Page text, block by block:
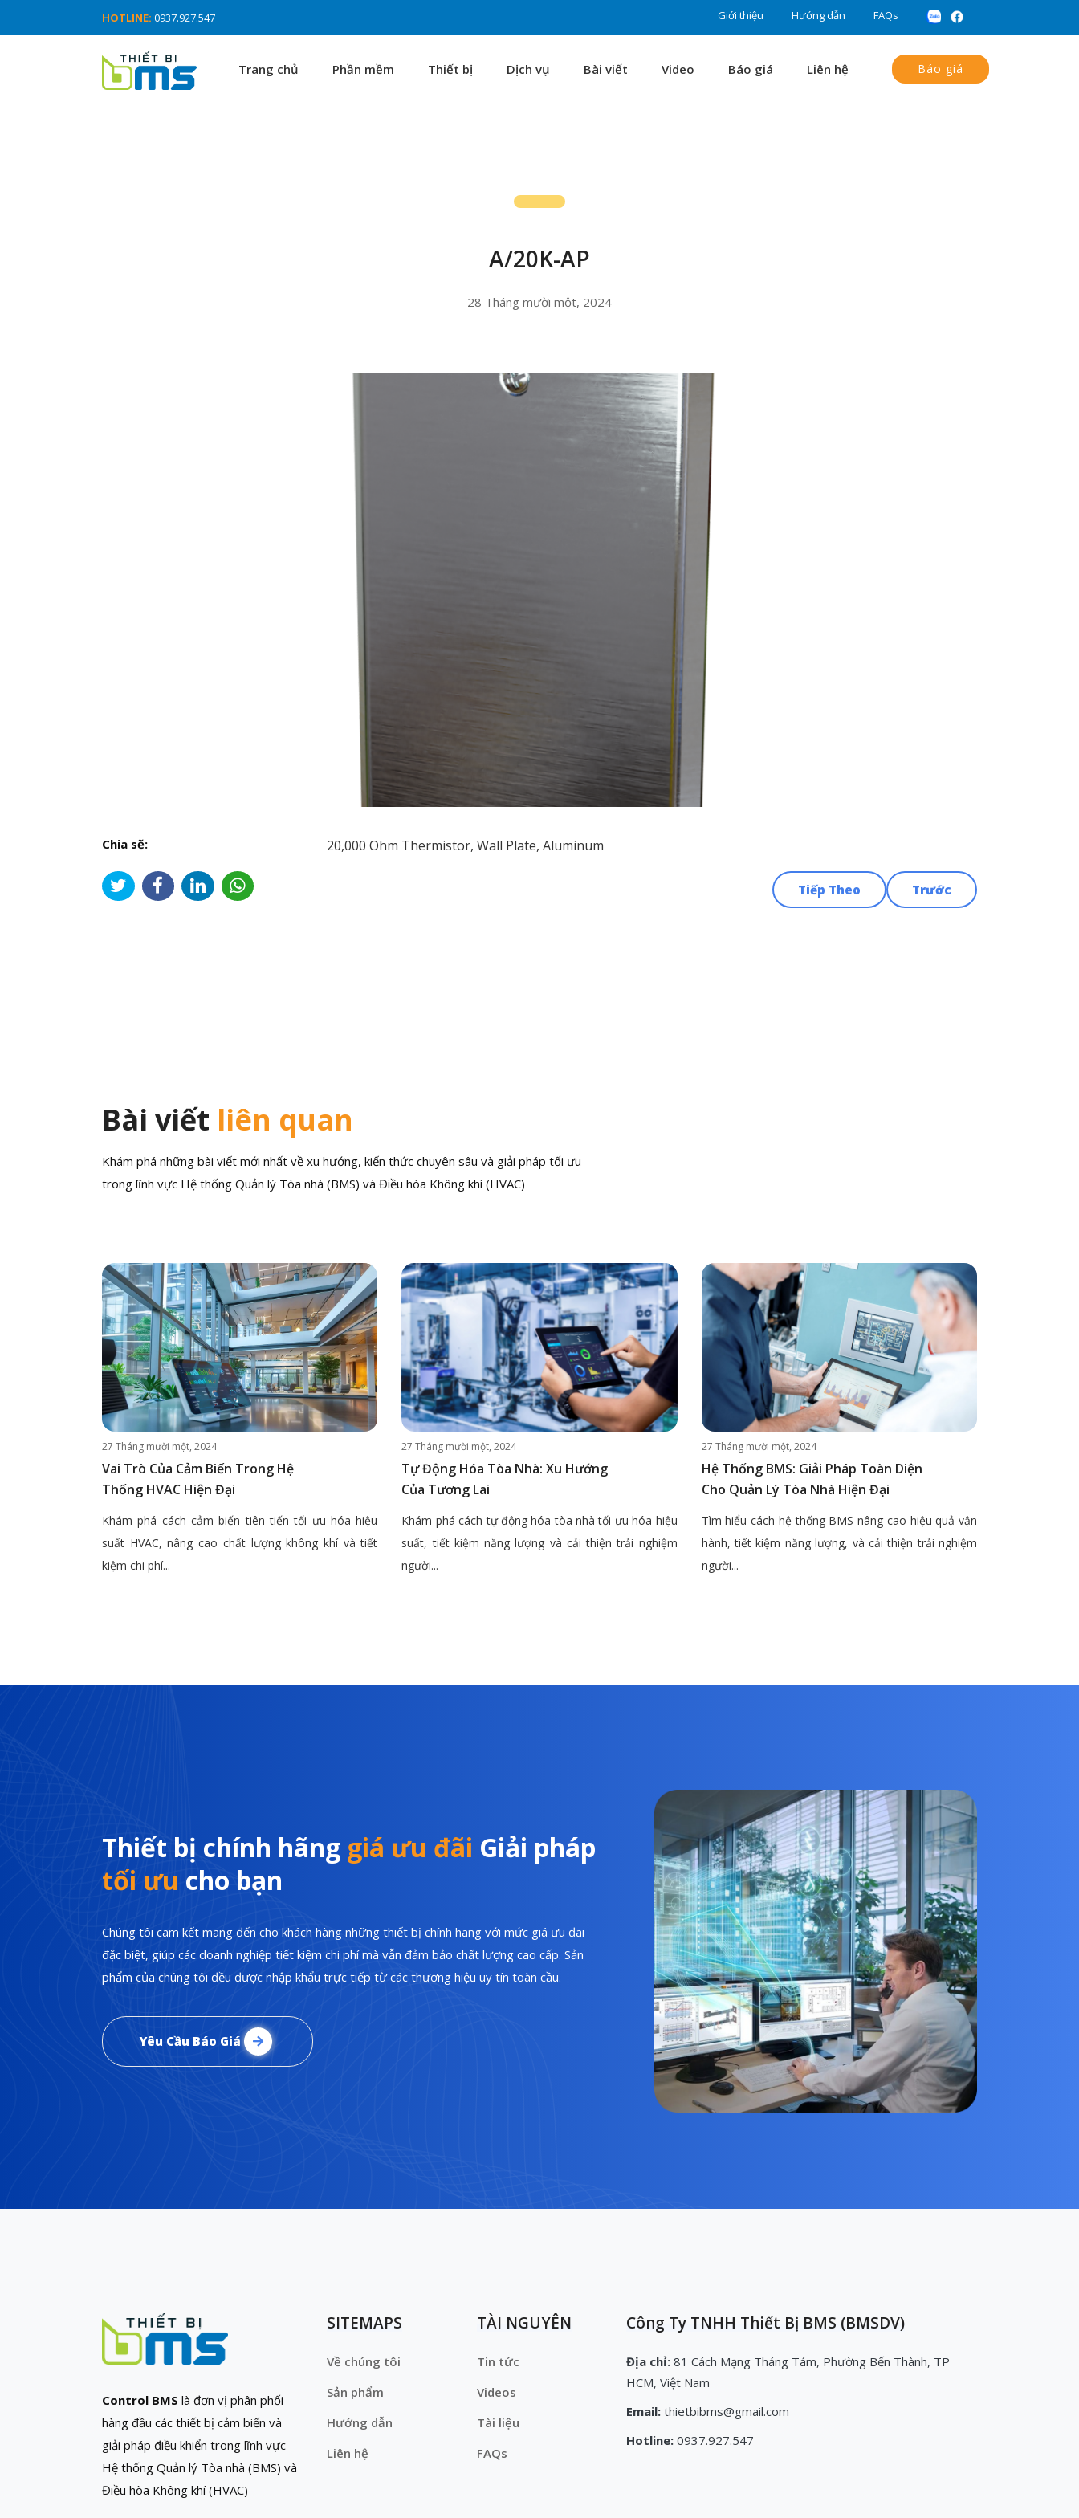
HOTLINE: 0937.927.547 Giới thiệu Hướng dẫn FAQs
Trang chủ Phần mềm Thiết bị Dịch vụ Bài viết Video Báo giá Liên hệ Báo giá
A/20K-AP
28 Tháng mười một, 2024
Chia sẽ: 20,000 Ohm Thermistor, Wall Plate, Aluminum
Trước
Tiếp Theo
Bài viết liên quan
Khám phá những bài viết mới nhất về xu hướng, kiến thức chuyên sâu và giải pháp tối ưu
trong lĩnh vực Hệ thống Quản lý Tòa nhà (BMS) và Điều hòa Không khí (HVAC)
27 Tháng mười một, 2024
Vai Trò Của Cảm Biến Trong Hệ
Thống HVAC Hiện Đại
Khám phá cách cảm biến tiên tiến tối ưu hóa hiệu
suất HVAC, nâng cao chất lượng không khí và tiết
kiệm chi phí...
27 Tháng mười một, 2024
Tự Động Hóa Tòa Nhà: Xu Hướng
Của Tương Lai
Khám phá cách tự động hóa tòa nhà tối ưu hóa hiệu
suất, tiết kiệm năng lượng và cải thiện trải nghiệm
người...
27 Tháng mười một, 2024
Hệ Thống BMS: Giải Pháp Toàn Diện
Cho Quản Lý Tòa Nhà Hiện Đại
Tìm hiểu cách hệ thống BMS nâng cao hiệu quả vận
hành, tiết kiệm năng lượng, và cải thiện trải nghiệm
người...
Thiết bị chính hãng giá ưu đãi Giải pháp
tối ưu cho bạn
Chúng tôi cam kết mang đến cho khách hàng những thiết bị chính hãng với mức giá ưu đãi
đặc biệt, giúp các doanh nghiệp tiết kiệm chi phí mà vẫn đảm bảo chất lượng cao cấp. Sản
phẩm của chúng tôi đều được nhập khẩu trực tiếp từ các thương hiệu uy tín toàn cầu.
Yêu Cầu Báo Giá
Control BMS là đơn vị phân phối
hàng đầu các thiết bị cảm biến và
giải pháp điều khiển trong lĩnh vực
Hệ thống Quản lý Tòa nhà (BMS) và
Điều hòa Không khí (HVAC)
SITEMAPS
Về chúng tôi
Sản phẩm
Hướng dẫn
Liên hệ
TÀI NGUYÊN
Tin tức
Videos
Tài liệu
FAQs
Công Ty TNHH Thiết Bị BMS (BMSDV)
Địa chỉ: 81 Cách Mạng Tháng Tám, Phường Bến Thành, TP
HCM, Việt Nam
Email: thietbibms@gmail.com
Hotline: 0937.927.547